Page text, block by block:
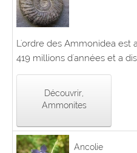
L'ordre des Ammonidea est
419 millions d'années et a
Découvrir,
Ammonites
Ancolie